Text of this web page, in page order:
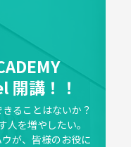
講！！
ることはないか？
を増やしたい。
が、皆様のお役に